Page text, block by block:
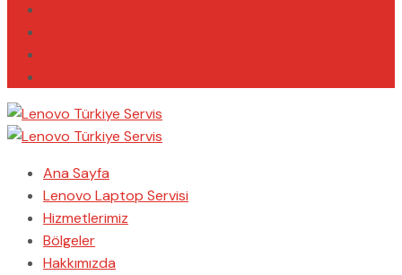
Ana Sayfa
Lenovo Laptop Servisi
Hizmetlerimiz
Bölgeler
Hakkımızda